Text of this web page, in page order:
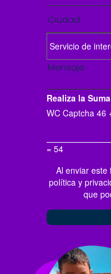
Realiza la Suma
WC Captcha 46
= 54
Al enviar este
política y
que